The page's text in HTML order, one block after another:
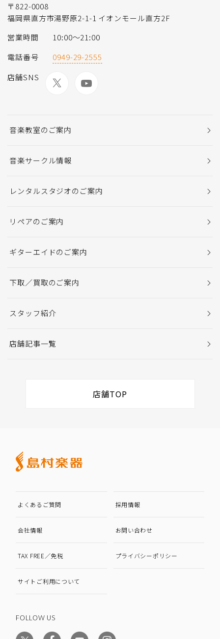
〒822-0008
福岡県直方市湯野原2-1-1 イオンモール直方2F
営業時間
10:00～21:00
電話番号
0949-29-2555
店舗SNS
音楽教室のご案内
音楽サークル情報
レンタルスタジオのご案内
リペアのご案内
ギターエイドのご案内
下取／買取のご案内
スタッフ紹介
店舗記事一覧
店舗TOP
よくあるご質問 採用情報
会社情報 お問い合わせ
TAX FREE／免税 プライバシーポリシー
サイトご利用について
FOLLOW US